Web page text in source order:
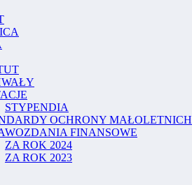
STYPENDIA
OCHRONY MAŁOLETNICH
FINANSOWE
ZA ROK 2024
ZA ROK 2023